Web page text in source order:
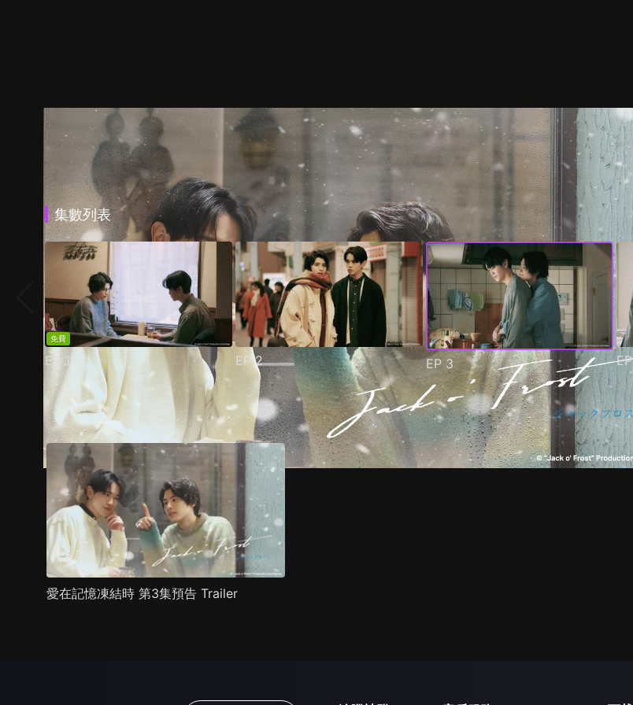
集數列表
免費
EP1 EP2 EP3
預告 劇照 推薦影片 劇情介紹
愛在記憶凍結時 第3集預告 Trailer